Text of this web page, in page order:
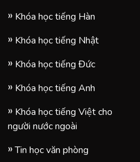
Khóa học tiếng Hàn
Khóa học tiếng Nhật
Khóa học tiếng Đức
Khóa học tiếng Anh
Khóa học tiếng Việt cho
người nước ngoài
Tin học văn phòng